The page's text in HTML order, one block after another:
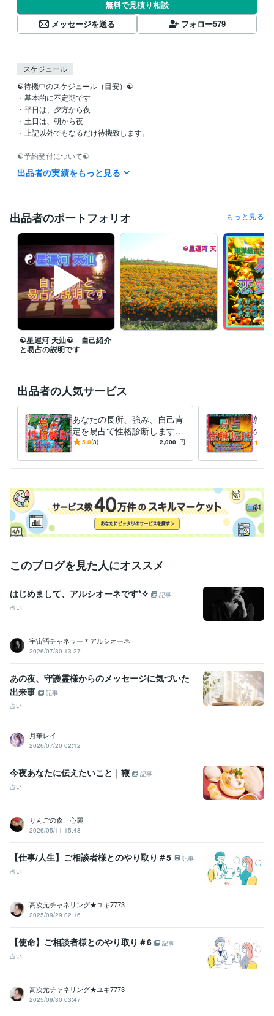
無料で見積り相談
メッセージを送る
フォロー579
スケジュール
☯待機中のスケジュール（目安）☯
・基本的に不定期です
・平日は、夕方から夜
・土日は、朝から夜
・上記以外でもなるだけ待機致します。
☯予約受付について☯
・スムーズな鑑定の為に予約がオススメです。
・ココナラの設定上一時間毎の受付です。
私自身の人となりを知ってほしいと思います。
納得して「この人に鑑定してもらおうかな」と考えて頂けましたら幸い
です。
☯易占の占える内容☯
恋愛、仕事、学校、病気、部活、将来、等々　全て易経は網羅してま
気軽に「一度、お願いしてみようかな？」という気持ちを大切にして下
さい。
☯易占の心得☯
・占いたい題材について、占う前に充分な考察を加える。
事前に相談者様と占ってほしい題材について、問答を納得するまで繰り
凶が出たからと言って、大吉が出たと嘘はつきません。一緒に問題解決
を目指しましょう。日にちが経過したら同じ事を問う事はできます。
・不正な事柄を占ってはならない
例えば他人に危害を加える、おとしめるような占いはしません。導きま
得意分野
占い ☯易経を用いた易占い☯
出品者の実績をもっと見る
出品者のポートフォリオ もっと見る
☯星運河 天汕☯ 自己紹介
と易占の説明です
出品者の人気サービス
あなたの長所、強み、自己肯
定を易占で性格診断します ☯
成長を妨げる問題内部事情を
最適☯
5.0(3) 2,000 円
就
の活
希
を啓
このブログを見た人にオススメ
はじめまして、アルシオーネです*✧
記事
占い
宇宙語チャネラー＊アルシオーネ
2026/07/30 13:27
あの夜、守護霊様からのメッセージに気づいた
出来事
記事
占い
月華レイ
2026/07/20 02:12
今夜あなたに伝えたいこと｜鞭
記事
占い
りんごの森 心麗
2026/05/11 15:48
【仕事/人生】ご相談者様とのやり取り＃5
記事
占い
高次元チャネリング★ユキ7773
2025/09/29 02:16
【使命】ご相談者様とのやり取り＃6
記事
占い
高次元チャネリング★ユキ7773
2025/09/30 03:47